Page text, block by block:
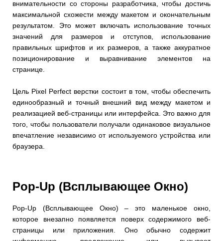
внимательности со стороны разработчика, чтобы достичь
максимальной схожести между макетом и окончательным
результатом. Это может включать использование точных
значений для размеров и отступов, использование
правильных шрифтов и их размеров, а также аккуратное
позиционирование и выравнивание элементов на
странице.
Цель Pixel Perfect верстки состоит в том, чтобы обеспечить
единообразный и точный внешний вид между макетом и
реализацией веб-страницы или интерфейса. Это важно для
того, чтобы пользователи получали одинаковое визуальное
впечатление независимо от используемого устройства или
браузера.
Pop-Up (Всплывающее Окно)
Pop-Up (Всплывающее Окно) – это маленькое окно,
которое внезапно появляется поверх содержимого веб-
страницы или приложения. Оно обычно содержит